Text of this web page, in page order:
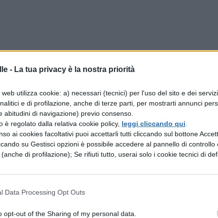
- La tua privacy è la nostra priorità
utilizza cookie: a) necessari (tecnici) per l'uso del sito e dei
e di profilazione, anche di terze parti, per mostrarti annunci
abitudini di navigazione) previo consenso.
è regolato dalla relativa cookie policy, leggi cliccando qui
ai cookies facoltativi puoi accettarli tutti cliccando sul bottone
su Gestisci opzioni è possibile accedere al pannello di controllo
di profilazione); Se rifiuti tutto, userai solo i cookie tecnici di
Data Processing Opt Outs
opt-out of the Sharing of my personal data.
Festival 2023
Film Festival includerà una ricca selezione di
incontri con attori, registi e scrittori
il docu-filmAre Your Eyes Nicely Open?di SJ
Ultima Generazione